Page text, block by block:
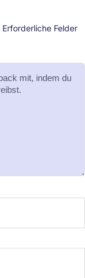
Erforderliche Felder